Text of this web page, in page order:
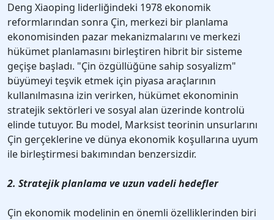
Deng Xiaoping liderliğindeki 1978 ekonomik
reformlarından sonra Çin, merkezi bir planlama
ekonomisinden pazar mekanizmalarını ve merkezi
hükümet planlamasını birleştiren hibrit bir sisteme
geçişe başladı. "Çin özgüllüğüne sahip sosyalizm"
büyümeyi teşvik etmek için piyasa araçlarının
kullanılmasına izin verirken, hükümet ekonominin
stratejik sektörleri ve sosyal alan üzerinde kontrolü
elinde tutuyor. Bu model, Marksist teorinin unsurlarını
Çin gerçeklerine ve dünya ekonomik koşullarına uyum
ile birleştirmesi bakımından benzersizdir.
2. Stratejik planlama ve uzun vadeli hedefler
Çin ekonomik modelinin en önemli özelliklerinden biri